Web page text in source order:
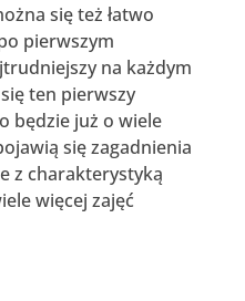
się też łatwo
pierwszym
na każdym
ten pierwszy
będzie już o wiele
się zagadnienia
z charakterystyką
więcej zajęć